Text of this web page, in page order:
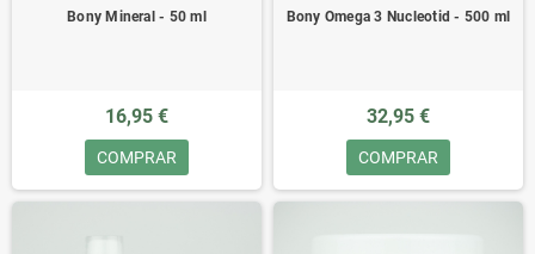
Bony Mineral - 50 ml
16,95 €
COMPRAR
Bony Omega 3 Nucleotid - 500 ml
32,95 €
COMPRAR